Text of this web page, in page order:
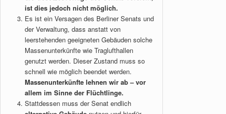
ist dies jedoch nicht möglich.
Es ist ein Versagen des Berliner Senats und
der Verwaltung, dass anstatt von
leerstehenden geeigneten Gebäuden solche
Massenunterkünfte wie Traglufthallen
genutzt werden. Dieser Zustand muss so
schnell wie möglich beendet werden.
Massenunterkünfte lehnen wir ab – vor
allem im Sinne der Flüchtlinge.
Stattdessen muss der Senat endlich